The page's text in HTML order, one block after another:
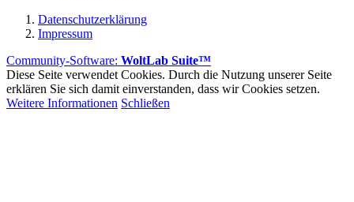
Datenschutzerklärung
Impressum
Community-Software: WoltLab Suite™
Diese Seite verwendet Cookies. Durch die Nutzung unserer Seite
erklären Sie sich damit einverstanden, dass wir Cookies setzen.
Weitere Informationen Schließen